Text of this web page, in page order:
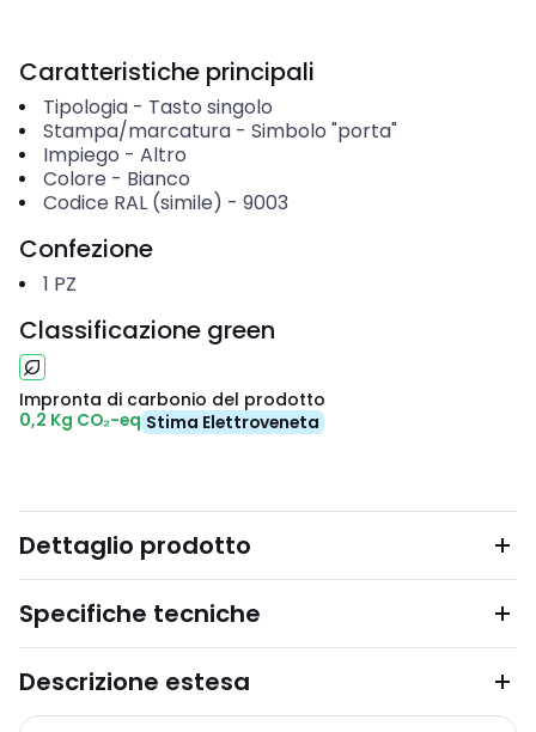
Caratteristiche principali
Tipologia- Tasto singolo
Stampa/marcatura- Simbolo "porta"
Impiego - Altro
Colore - Bianco
Codice RAL (simile) - 9003
Confezione
1 PZ
Classificazione green
Impronta di carbonio del prodotto
0,2 Kg CO₂-eq Stima Elettroveneta
Dettaglio prodotto
Specifiche tecniche
Descrizione estesa